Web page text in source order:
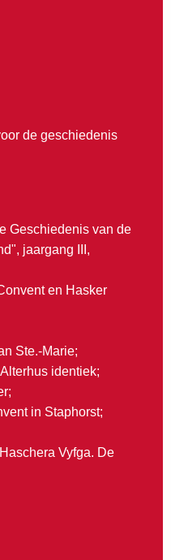
de geschiedenis
Geschiedenis van de
jaargang III,
en Hasker
Ste.-Marie;
identiek;
in Staphorst;
Vyfga. De